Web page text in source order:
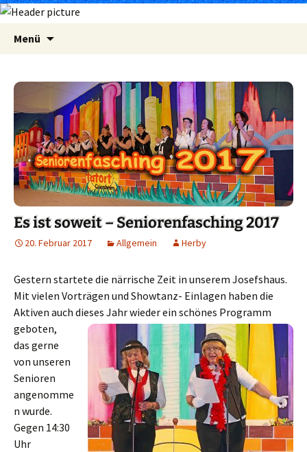
Menü
Es ist soweit – Seniorenfasching 2017
20. Februar 2017 Allgemein Herby
Gestern startete die närrische Zeit in unserem Josefshaus.
Mit vielen Vorträgen und Showtanz- Einlagen haben die
Aktiven auch dieses Jahr wiederein schönes Programm
geboten,
das gerne
von unseren
Senioren
angenomme
n wurde.
Gegen 14:30
Uhr